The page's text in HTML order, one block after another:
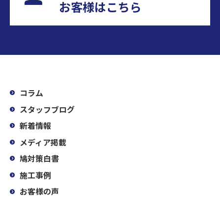
お客様はこちら
コラム
スタッフブログ
新着情報
メディア掲載
鳩対策白書
施工事例
お客様の声